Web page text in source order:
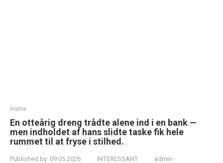
Home
En otteårig dreng trådte alene ind i en bank —
men indholdet af hans slidte taske fik hele
rummet til at fryse i stilhed.
Published by: 09.05.2026 INTERESSANT admin